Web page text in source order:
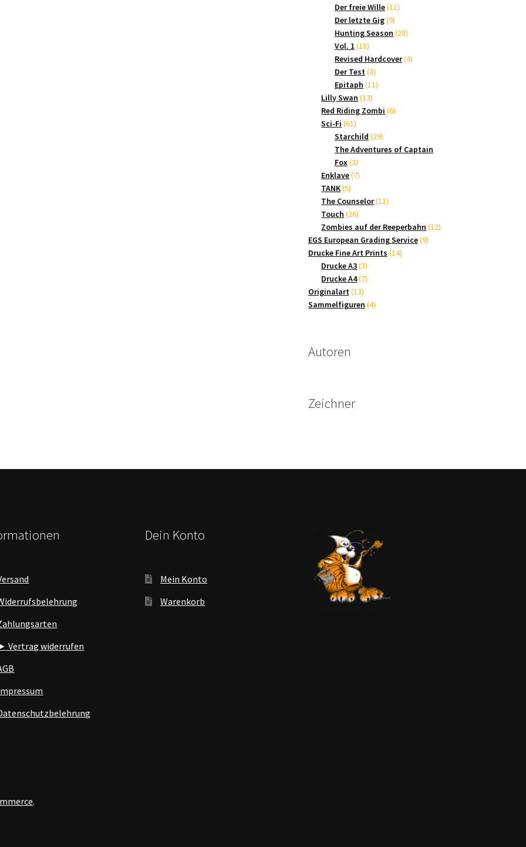
Produkte
Der freie Wille 1111
Der letzte Gig 99
Produkte
Hunting Season 2828
Vol. 1 1818
Produkte
Revised Hardcover 44
Der Test 33
Produkte
Epitaph 1111
Lilly Swan 1313
Produkte
Red Riding Zombi 66
Sci-Fi 6161
Produkte
Starchild 2929
Produkte
The Adventures of Captain
Fox 33
Produkte
Enklave 77
TANK 55
Produkte
The Counselor 1111
Touch 2626
Produkte
Zombies auf der Reeperbahn 1212
EGS European Grading Service 99
Drucke Fine Art Prints 1414
Drucke A3 33
Produkte
Drucke A4 77
Originalart 1313
Produkte
Sammelfiguren 44
Autoren
Zeichner
Vertrag widerrufen
Dein Konto
Mein Konto
Warenkorb
.